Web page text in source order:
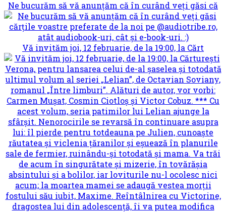
Ne bucurăm să vă anunțăm că în curând veți găsi că
Vă invităm joi, 12 februarie, de la 19:00, la Cărt